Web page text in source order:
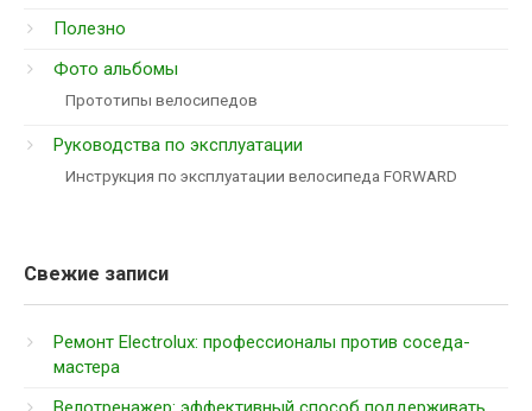
Полезно
Фото альбомы
Прототипы велосипедов
Руководства по эксплуатации
Инструкция по эксплуатации велосипеда FORWARD
Свежие записи
Ремонт Electrolux: профессионалы против соседа-
мастера